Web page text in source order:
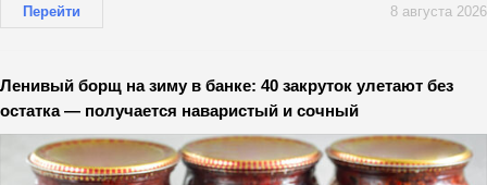
Перейти 8 августа 2026
Ленивый борщ на зиму в банке: 40 закруток улетают без
остатка — получается наваристый и сочный